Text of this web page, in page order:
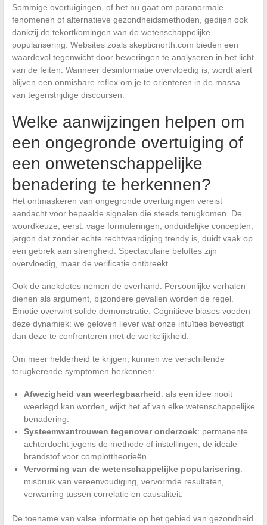
Sommige overtuigingen, of het nu gaat om paranormale
fenomenen of alternatieve gezondheidsmethoden, gedijen ook
dankzij de tekortkomingen van de wetenschappelijke
popularisering. Websites zoals skepticnorth.com bieden een
waardevol tegenwicht door beweringen te analyseren in het licht
van de feiten. Wanneer desinformatie overvloedig is, wordt alert
blijven een onmisbare reflex om je te oriënteren in de massa
van tegenstrijdige discoursen.
Welke aanwijzingen helpen om
een ongegronde overtuiging of
een onwetenschappelijke
benadering te herkennen?
Het ontmaskeren van ongegronde overtuigingen vereist
aandacht voor bepaalde signalen die steeds terugkomen. De
woordkeuze, eerst: vage formuleringen, onduidelijke concepten,
jargon dat zonder echte rechtvaardiging trendy is, duidt vaak op
een gebrek aan strengheid. Spectaculaire beloftes zijn
overvloedig, maar de verificatie ontbreekt.
Ook de anekdotes nemen de overhand. Persoonlijke verhalen
dienen als argument, bijzondere gevallen worden de regel.
Emotie overwint solide demonstratie. Cognitieve biases voeden
deze dynamiek: we geloven liever wat onze intuïties bevestigt
dan deze te confronteren met de werkelijkheid.
Om meer helderheid te krijgen, kunnen we verschillende
terugkerende symptomen herkennen:
Afwezigheid van weerlegbaarheid: als een idee nooit
weerlegd kan worden, wijkt het af van elke wetenschappelijke
benadering.
Systeemwantrouwen tegenover onderzoek: permanente
achterdocht jegens de methode of instellingen, de ideale
brandstof voor complottheorieën.
Vervorming van de wetenschappelijke popularisering:
misbruik van vereenvoudiging, vervormde resultaten,
verwarring tussen correlatie en causaliteit.
De toename van valse informatie op het gebied van gezondheid